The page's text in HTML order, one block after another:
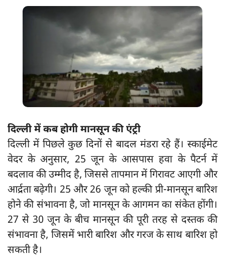
दिल्ली में कब होगी मानसून की एंट्री
दिल्ली में पिछले कुछ दिनों से बादल मंडरा रहे हैं। स्काईमेट
वेदर के अनुसार, 25 जून के आसपास हवा के पैटर्न में
बदलाव की उम्मीद है, जिससे तापमान में गिरावट आएगी और
आर्द्रता बढ़ेगी। 25 और 26 जून को हल्की प्री-मानसून बारिश
होने की संभावना है, जो मानसून के आगमन का संकेत होंगी।
27 से 30 जून के बीच मानसून की पूरी तरह से दस्तक की
संभावना है, जिसमें भारी बारिश और गरज के साथ बारिश हो
सकती है।